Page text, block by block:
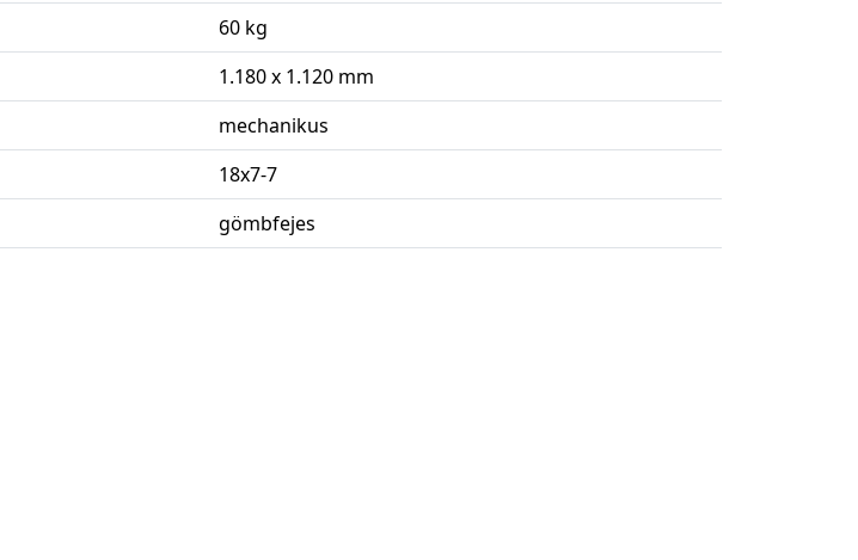
60 kg
1.180 x 1.120 mm
mechanikus
18x7-7
gömbfejes